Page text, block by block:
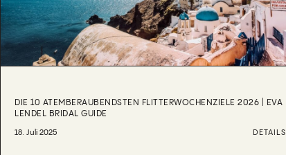
DIE 10 ATEMBERAUBENDSTEN FLITTERWOCHENZIELE 2026 | EVA
LENDEL BRIDAL GUIDE
18. Juli 2025 DETAILS